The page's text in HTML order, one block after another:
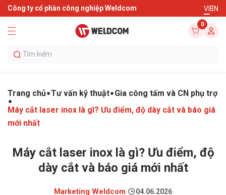
Công ty cổ phần công nghiệp Weldcom VIEN
0
Trang chủ Tư vấn kỹ thuật Gia công tấm và CN phụ trợ
Máy cắt laser inox là gì? Ưu điểm, độ dày cắt và báo giá
mới nhất
Máy cắt laser inox là gì? Ưu điểm, độ
dày cắt và báo giá mới nhất
Marketing Weldcom 04.06.2026